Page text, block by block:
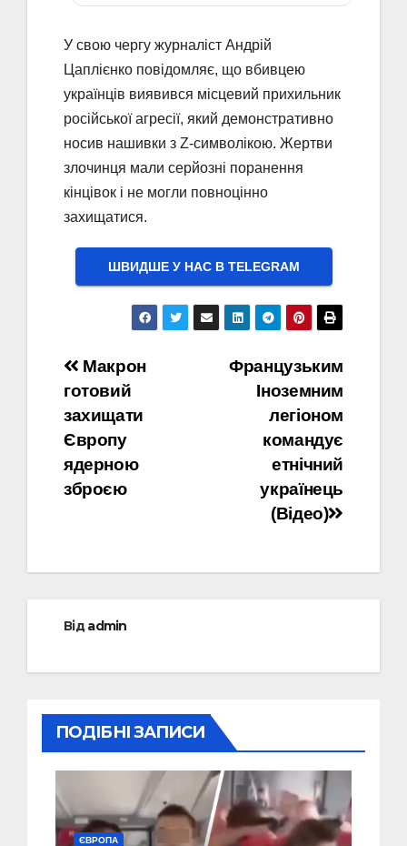
У свою чергу журналіст Андрій
Цаплієнко повідомляє, що вбивцею
українців виявився місцевий прихильник
російської агресії, який демонстративно
носив нашивки з Z-символікою. Жертви
злочинця мали серйозні поранення
кінцівок і не могли повноцінно
захищатися.
ШВИДШЕ У НАС В ТELEGRAM
Навігація
записів
Французьким
Іноземним
легіоном
командує
етнічний
українець
(Відео)
Макрон
готовий
захищати
Європу
ядерною
зброєю
Відadmin
ПОДІБНІ ЗАПИСИ
ЄВРОПА